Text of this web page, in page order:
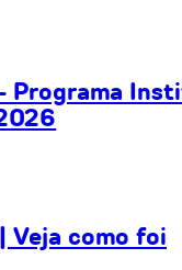
Programa
Veja como foi